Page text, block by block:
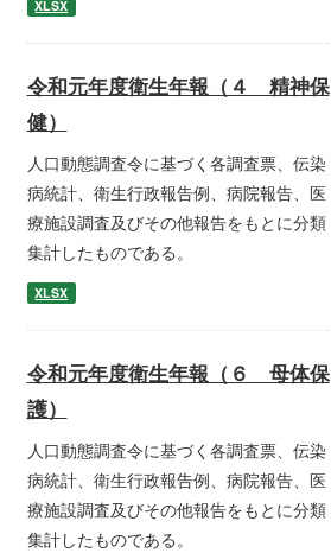
XLSX
令和元年度衛生年報（４ 精神保
健）
人口動態調査令に基づく各調査票、伝染
病統計、衛生行政報告例、病院報告、医
療施設調査及びその他報告をもとに分類
集計したものである。
XLSX
令和元年度衛生年報（６ 母体保
護）
人口動態調査令に基づく各調査票、伝染
病統計、衛生行政報告例、病院報告、医
療施設調査及びその他報告をもとに分類
集計したものである。